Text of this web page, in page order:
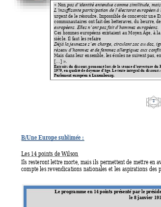
3
« Non pas d’identité entendue comme similitude,
L’insuffisante participation de l’électorat européen à
urgent de le résoudre. Impossible de concevoir une
communautaires ont fait des betteraves, du beurre,
européens. Elles n’ont pas fait d’hommes européens.
Ces hommes européens existaient au Moyen Âge, à l
siècle. Il faut les refaire
Déjà la jeunesse s’en charge, circulant sac au dos,
réseau d’hommes et de femmes allergiques aux
Mais dans leur ensemble, les écoles ne suivent pas,
[…] ».
Extraits du discours prononcé lors de la séance d’ouverture du
1979, en qualité de doyenne d’âge. Le texte intégral du discours
Parlement européen à Luxembourg.
B/Une Europe sublimée :
Les 14 points de Wilson
Ils resteront lettre morte, mais ils permettent de mettre en a
compte les revendications nationales et les aspirations des
Le programme en 14 points présenté par le prési
le 8 janvier